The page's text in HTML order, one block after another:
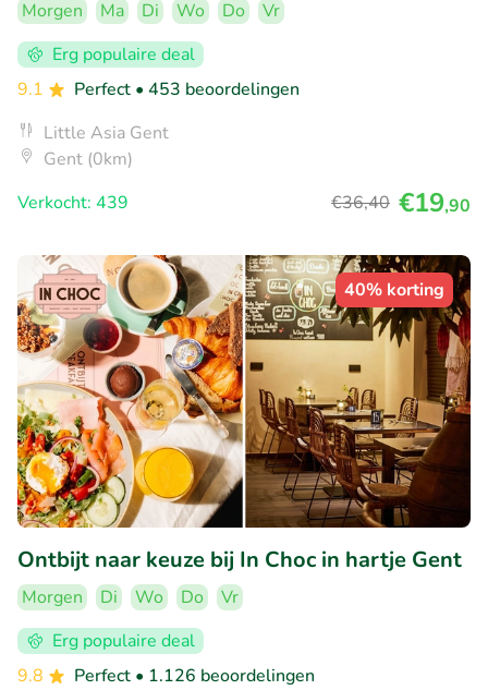
Morgen Ma Di Wo Do
Vr
Erg populaire deal
9.1
Perfect • 453 beoordelingen
Little Asia Gent
Gent (0km)
Verkocht: 439
€36,40 €19,90
40% korting
Ontbijt naar keuze bij In Choc in hartje Gent
Morgen Di Wo Do
Vr
Erg populaire deal
9.8
Perfect • 1.126 beoordelingen